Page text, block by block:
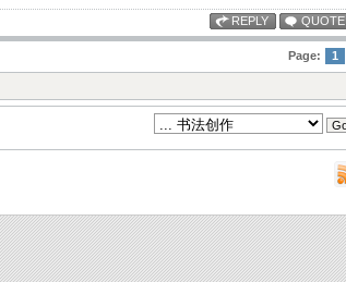
REPLY QUOTE
Page: 1